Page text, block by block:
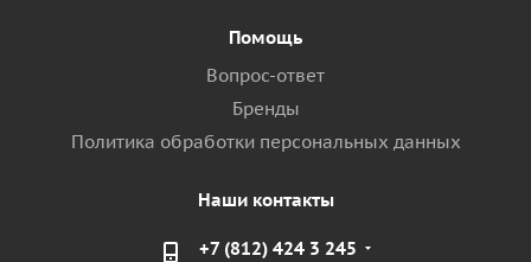
Помощь
Вопрос-ответ
Бренды
Политика обработки персональных данных
Наши контакты
+7 (812) 424 3 245